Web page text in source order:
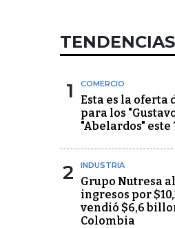
TENDENCIAS
1 COMERCIO
Esta es la oferta
para los
"Abelardos" este
2 INDUSTRIA
Grupo Nutresa
ingresos por
vendió $6,6
Colombia